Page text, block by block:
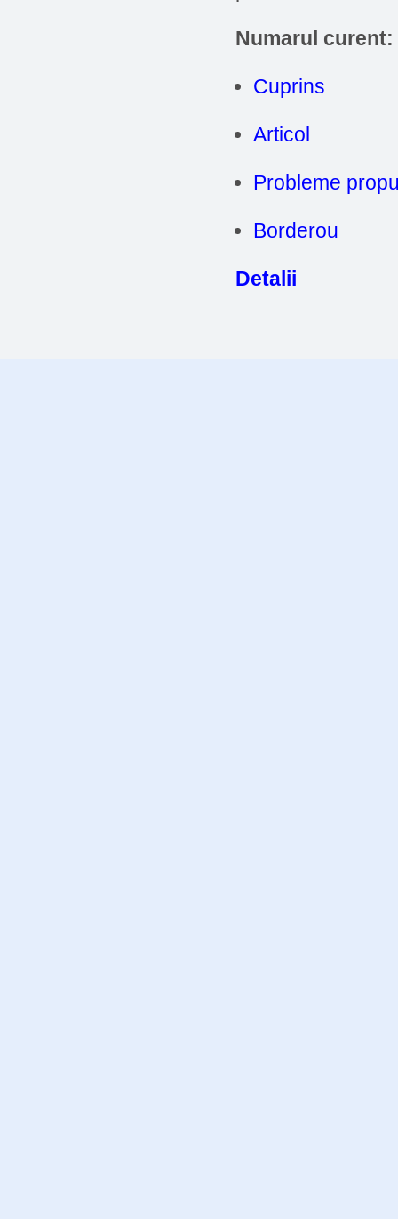
Numarul curent:
Cuprins
Articol
Probleme
Borderou
Detalii